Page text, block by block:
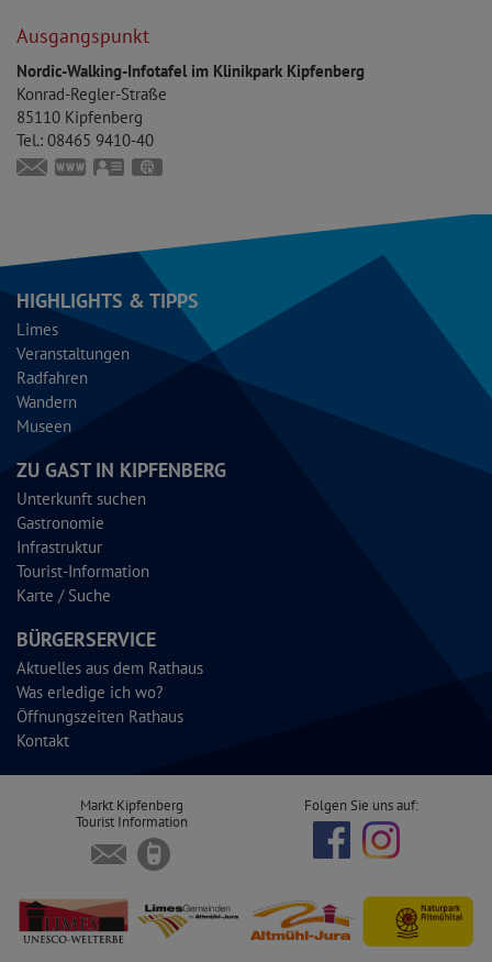
Ausgangspunkt
Nordic-Walking-Infotafel im Klinikpark Kipfenberg
Konrad-Regler-Straße
85110 Kipfenberg
Tel.: 08465 9410-40
touristinfo@markt-kipfenberg.de
www.kipfenberg.de
vCard
HIGHLIGHTS & TIPPS
Limes
Veranstaltungen
Radfahren
Wandern
Museen
ZU GAST IN KIPFENBERG
Unterkunft suchen
Gastronomie
Infrastruktur
Tourist-Information
Karte / Suche
BÜRGERSERVICE
Aktuelles aus dem Rathaus
Was erledige ich wo?
Öffnungszeiten Rathaus
Kontakt
Markt Kipfenberg
Tourist Information
Folgen Sie uns auf: